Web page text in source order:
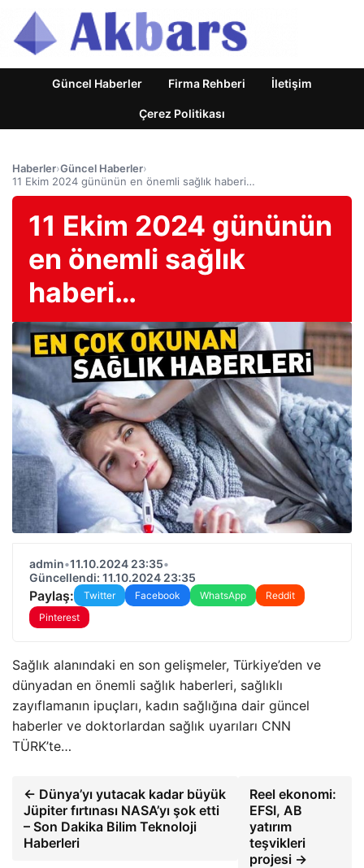
Güncel Haberler Firma Rehberi İletişim
Çerez Politikası
Haberler›Güncel Haberler›
11 Ekim 2024 gününün en önemli sağlık haberi…
11 Ekim 2024 gününün
en önemli sağlık
haberi…
admin•11.10.2024 23:35•
Güncellendi: 11.10.2024 23:35
Paylaş: Twitter Facebook WhatsApp
Reddit
Pinterest
Sağlık alanındaki en son gelişmeler, Türkiye’den ve
dünyadan en önemli sağlık haberleri, sağlıklı
zayıflamanın ipuçları, kadın sağlığına dair güncel
haberler ve doktorlardan sağlık uyarıları CNN
TÜRK’te…
← Dünya’yı yutacak kadar büyük
Jüpiter fırtınası NASA’yı şok etti
– Son Dakika Bilim Teknoloji
Haberleri
Reel ekonomi:
EFSI, AB
yatırım
teşvikleri
projesi →